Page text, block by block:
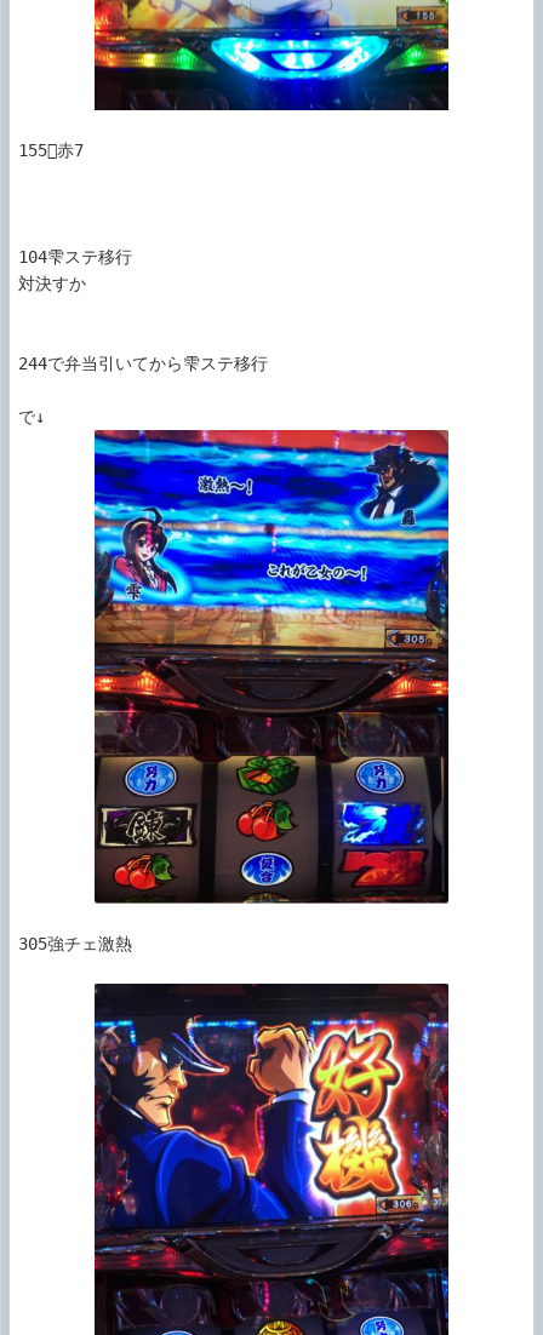
155赤7
104雫ステ移行
対決すか
244で弁当引いてから雫ステ移行
305強チェ激熱